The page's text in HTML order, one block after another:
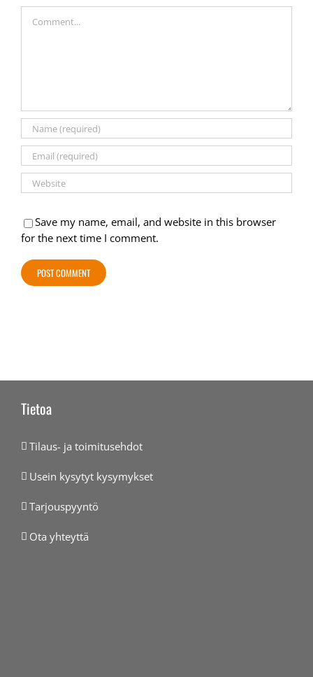
Save my name, email, and website in this browser
for the next time I comment.
Tietoa
Tilaus- ja toimitusehdot
Usein kysytyt kysymykset
Tarjouspyyntö
Ota yhteyttä